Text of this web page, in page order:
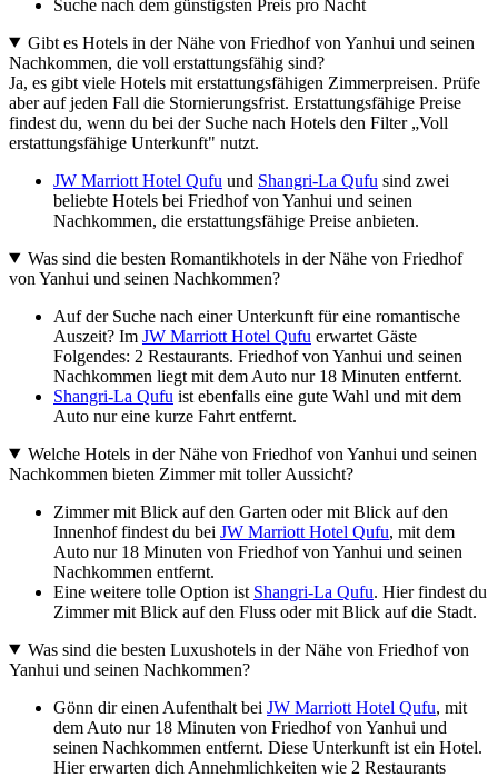
Suche nach dem günstigsten Preis pro Nacht
Gibt es Hotels in der Nähe von Friedhof von Yanhui und seinen
Nachkommen, die voll erstattungsfähig sind?
Ja, es gibt viele Hotels mit erstattungsfähigen Zimmerpreisen. Prüfe
aber auf jeden Fall die Stornierungsfrist. Erstattungsfähige Preise
findest du, wenn du bei der Suche nach Hotels den Filter „Voll
erstattungsfähige Unterkunft" nutzt.
JW Marriott Hotel Qufu und Shangri-La Qufu sind zwei
beliebte Hotels bei Friedhof von Yanhui und seinen
Nachkommen, die erstattungsfähige Preise anbieten.
Was sind die besten Romantikhotels in der Nähe von Friedhof
von Yanhui und seinen Nachkommen?
Auf der Suche nach einer Unterkunft für eine romantische
Auszeit? Im JW Marriott Hotel Qufu erwartet Gäste
Folgendes: 2 Restaurants. Friedhof von Yanhui und seinen
Nachkommen liegt mit dem Auto nur 18 Minuten entfernt.
Shangri-La Qufu ist ebenfalls eine gute Wahl und mit dem
Auto nur eine kurze Fahrt entfernt.
Welche Hotels in der Nähe von Friedhof von Yanhui und seinen
Nachkommen bieten Zimmer mit toller Aussicht?
Zimmer mit Blick auf den Garten oder mit Blick auf den
Innenhof findest du bei JW Marriott Hotel Qufu, mit dem
Auto nur 18 Minuten von Friedhof von Yanhui und seinen
Nachkommen entfernt.
Eine weitere tolle Option ist Shangri-La Qufu. Hier findest du
Zimmer mit Blick auf den Fluss oder mit Blick auf die Stadt.
Was sind die besten Luxushotels in der Nähe von Friedhof von
Yanhui und seinen Nachkommen?
Gönn dir einen Aufenthalt bei JW Marriott Hotel Qufu, mit
dem Auto nur 18 Minuten von Friedhof von Yanhui und
seinen Nachkommen entfernt. Diese Unterkunft ist ein Hotel.
Hier erwarten dich Annehmlichkeiten wie 2 Restaurants